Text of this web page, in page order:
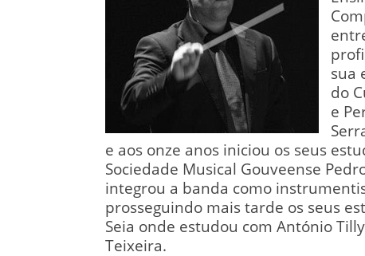
sua
do
e
e aos onze anos iniciou os seus
Sociedade Musical Gouveense
integrou a banda como
prosseguindo mais tarde os seus
Seia onde estudou com António
Teixeira.